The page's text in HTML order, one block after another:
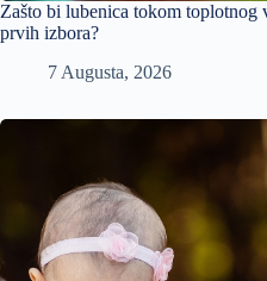
Zašto bi lubenica tokom toplotnog
prvih izbora?
7 Augusta, 2026